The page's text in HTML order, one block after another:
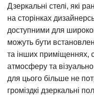
Дзеркальні стелі, які
на сторінках
доступними для
можуть бути
та інших приміщеннях,
атмосферу та
для цього більше не
громіздкі дзеркальні